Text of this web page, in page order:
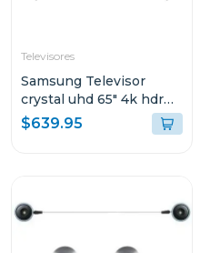
Televisores
Samsung Televisor
crystal uhd 65" 4k hdr
procesador crystal 4k
purcolor airslim smart tv
$639.95